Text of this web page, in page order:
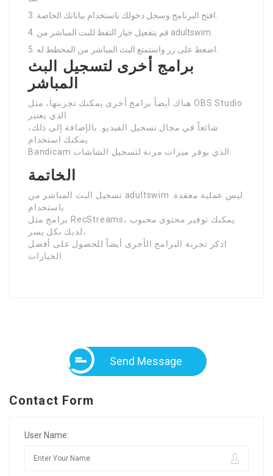
قم بتفعيل خيار التقط للبث المباشر من adultswim.
برامج أخرى لتسجيل البث
المباشر
هناك أيضاً برامج أخرى يمكنك تجربتها، مثل OBS Studio
الذي يعتبر
شائعاً في مجال تسجيل الفيديو. بالإضافة إلى ذلك،
يمكنك استخدام
الخاتمة
تسجيل البث المباشر من adultswim ليس عملية معقدة.
باستخدام
برامج مثل RecStreams، يمكنك توفير محتوى محبوب
لديك بكل يسر،
اذكر تجربة البرامج الأخرى أيضاً للحصول على أفضل
Send Message
Contact Form
User Name: